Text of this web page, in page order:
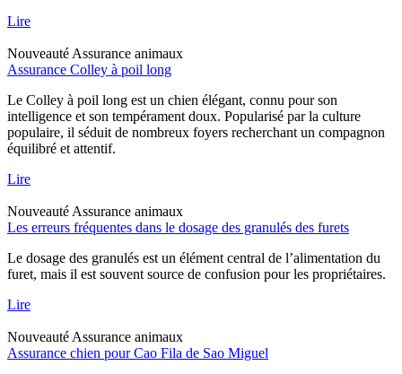
Lire
Nouveauté Assurance animaux
Assurance Colley à poil long
Le Colley à poil long est un chien élégant, connu pour son
intelligence et son tempérament doux. Popularisé par la culture
populaire, il séduit de nombreux foyers recherchant un compagnon
équilibré et attentif.
Lire
Nouveauté Assurance animaux
Les erreurs fréquentes dans le dosage des granulés des furets
Le dosage des granulés est un élément central de l’alimentation du
furet, mais il est souvent source de confusion pour les propriétaires.
Lire
Nouveauté Assurance animaux
Assurance chien pour Cao Fila de Sao Miguel